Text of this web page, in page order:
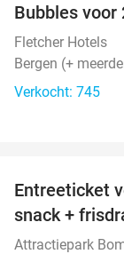
Bubbles
Fletcher Hotels
Bergen (+
Verkocht: 745
Entreeticket
snack +
Attractiepark